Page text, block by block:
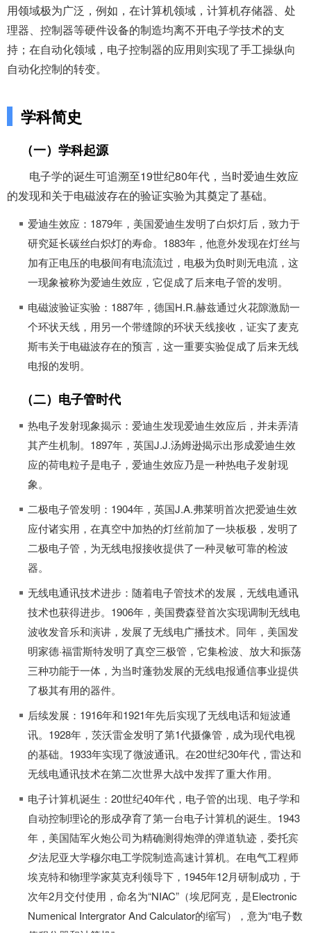
用领域极为广泛，例如，在计算机领域，计算机存储器、处
理器、控制器等硬件设备的制造均离不开电子学技术的支
持；在自动化领域，电子控制器的应用则实现了手工操纵向
自动化控制的转变。
学科简史
（一）学科起源
电子学的诞生可追溯至19世纪80年代，当时爱迪生效应
的发现和关于电磁波存在的验证实验为其奠定了基础。
爱迪生效应：1879年，美国爱迪生发明了白炽灯后，致力于
研究延长碳丝白炽灯的寿命。1883年，他意外发现在灯丝与
加有正电压的电极间有电流流过，电极为负时则无电流，这
一现象被称为爱迪生效应，它促成了后来电子管的发明。
电磁波验证实验：1887年，德国H.R.赫兹通过火花隙激励一
个环状天线，用另一个带缝隙的环状天线接收，证实了麦克
斯韦关于电磁波存在的预言，这一重要实验促成了后来无线
电报的发明。
（二）电子管时代
热电子发射现象揭示：爱迪生发现爱迪生效应后，并未弄清
其产生机制。1897年，英国J.J.汤姆逊揭示出形成爱迪生效
应的荷电粒子是电子，爱迪生效应乃是一种热电子发射现
象。
二极电子管发明：1904年，英国J.A.弗莱明首次把爱迪生效
应付诸实用，在真空中加热的灯丝前加了一块板极，发明了
二极电子管，为无线电报接收提供了一种灵敏可靠的检波
器。
无线电通讯技术进步：随着电子管技术的发展，无线电通讯
技术也获得进步。1906年，美国费森登首次实现调制无线电
波收发音乐和演讲，发展了无线电广播技术。同年，美国发
明家德·福雷斯特发明了真空三极管，它集检波、放大和振荡
三种功能于一体，为当时蓬勃发展的无线电报通信事业提供
了极其有用的器件。
后续发展：1916年和1921年先后实现了无线电话和短波通
讯。1928年，茨沃雷金发明了第1代摄像管，成为现代电视
的基础。1933年实现了微波通讯。在20世纪30年代，雷达和
无线电通讯技术在第二次世界大战中发挥了重大作用。
电子计算机诞生：20世纪40年代，电子管的出现、电子学和
自动控制理论的形成孕育了第一台电子计算机的诞生。1943
年，美国陆军火炮公司为精确测得炮弹的弹道轨迹，委托宾
夕法尼亚大学穆尔电工学院制造高速计算机。在电气工程师
埃克特和物理学家莫克利领导下，1945年12月研制成功，于
次年2月交付使用，命名为“NIAC”（埃尼阿克，是Electronic
Numenical Intergrator And Calculator的缩写），意为“电子数